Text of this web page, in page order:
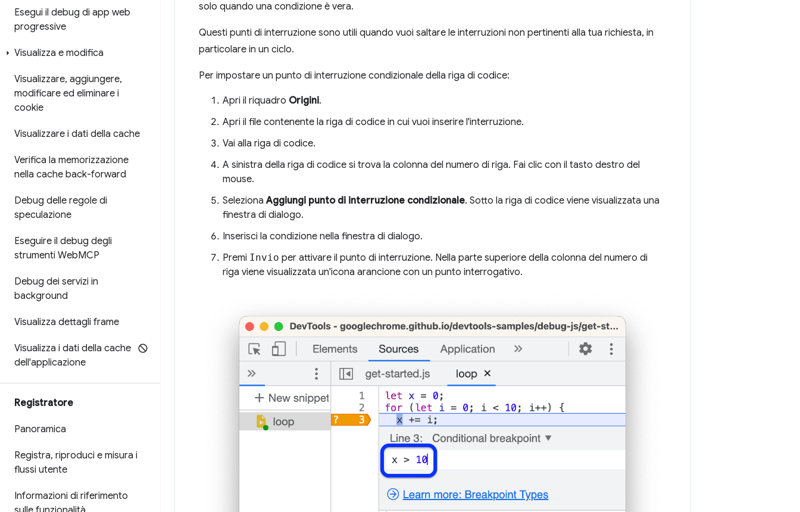
Esegui il debug di app web
progressive
Visualizza e modifica
Visualizzare, aggiungere,
modificare ed eliminare i
cookie
Visualizzare i dati della cache
Verifica la memorizzazione
nella cache back-forward
Debug delle regole di
speculazione
Eseguire il debug degli
strumenti WebMCP
Debug dei servizi in
background
Visualizza dettagli frame
Visualizza i dati della cache
dell'applicazione
Registratore
Panoramica
Registra, riproduci e misura i
flussi utente
Informazioni di riferimento
solo quando una condizione è vera.
Questi punti di interruzione sono utili quando vuoi saltare le interruzioni non pertinenti alla tua richiesta, in
particolare in un ciclo.
Per impostare un punto di interruzione condizionale della riga di codice:
Apri il riquadro Origini.
Apri il file contenente la riga di codice in cui vuoi inserire l'interruzione.
Vai alla riga di codice.
A sinistra della riga di codice si trova la colonna del numero di riga. Fai clic con il tasto destro del
mouse.
SelezionaAggiungi punto di interruzione condizionale. Sotto la riga di codice viene visualizzata una
finestra di dialogo.
Inserisci la condizione nella finestra di dialogo.
Premi Invio per attivare il punto di interruzione. Nella parte superiore della colonna del numero di
riga viene visualizzata un'icona arancione con un punto interrogativo.